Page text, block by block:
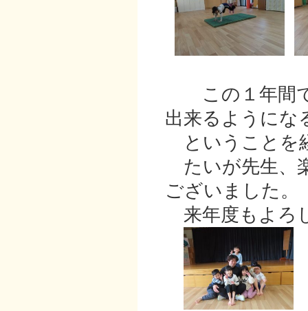
この１年間で
出来るようにな
ということを
たいが先生、
ございました。
来年度もよろ